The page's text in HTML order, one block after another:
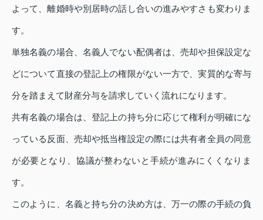
よって、離婚時や別居時の話し合いの進みやすさも変わりま
す。
単独名義の場合、名義人でない配偶者は、売却や担保設定な
どについて直接の登記上の権限がない一方で、実質的な寄与
分を踏まえて財産分与を請求していく流れになります。
共有名義の場合は、登記上の持ち分に応じて権利が明確にな
っている反面、売却や抵当権設定の際には共有者全員の同意
が必要となり、協議が整わないと手続が進みにくくなりま
す。
このように、名義と持ち分の決め方は、万一の際の手続の負